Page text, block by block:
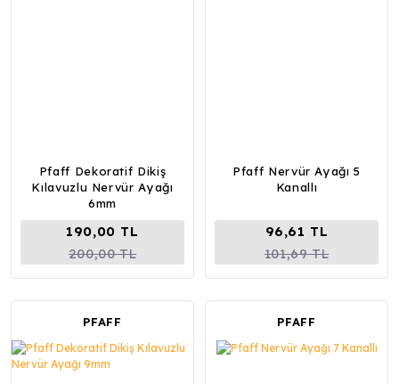
Pfaff Dekoratif Dikiş
Kılavuzlu Nervür Ayağı
6mm
190,00 TL
200,00 TL
Pfaff Nervür Ayağı 5
Kanallı
96,61 TL
101,69 TL
PFAFF PFAFF